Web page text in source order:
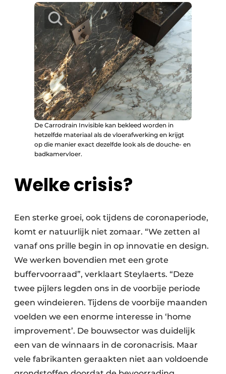
De Carrodrain Invisible kan bekleed worden in
hetzelfde materiaal als de vloerafwerking en krijgt
op die manier exact dezelfde look als de douche- en
badkamervloer.
Welke crisis?
Een sterke groei, ook tijdens de coronaperiode,
komt er natuurlijk niet zomaar. “We zetten al
vanaf ons prille begin in op innovatie en design.
We werken bovendien met een grote
buffervoorraad”, verklaart Steylaerts. “Deze
twee pijlers legden ons in de voorbije periode
geen windeieren. Tijdens de voorbije maanden
voelden we een enorme interesse in ‘home
improvement’. De bouwsector was duidelijk
een van de winnaars in de coronacrisis. Maar
vele fabrikanten geraakten niet aan voldoende